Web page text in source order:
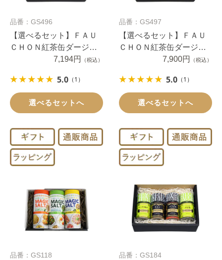
品番：GS496
【選べるセット】ＦＡＵ
ＣＨＯＮ紅茶缶ダージリ
ンと選べるアップルモー
7,194円 （税込）
5.0 （1）
選べるセットへ
品番：GS497
【選べるセット】ＦＡＵ
ＣＨＯＮ紅茶缶ダージリ
ンと選べるアールグレ
ンブレンド２缶
7,900円 （税込）
5.0 （1）
選べるセットへ
品番：GS118 品番：GS184